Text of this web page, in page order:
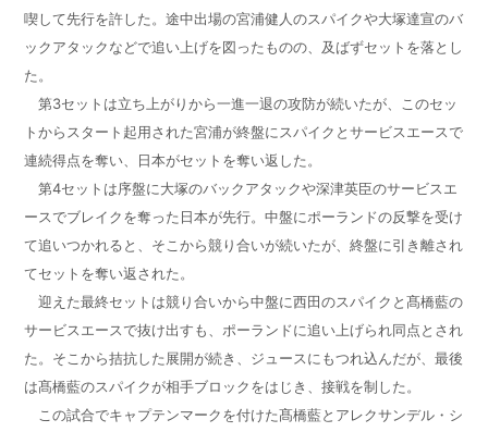
喫して先行を許した。途中出場の宮浦健人のスパイクや大塚達宣のバ
ックアタックなどで追い上げを図ったものの、及ばずセットを落とし
た。
第3セットは立ち上がりから一進一退の攻防が続いたが、このセッ
トからスタート起用された宮浦が終盤にスパイクとサービスエースで
連続得点を奪い、日本がセットを奪い返した。
第4セットは序盤に大塚のバックアタックや深津英臣のサービスエ
ースでブレイクを奪った日本が先行。中盤にポーランドの反撃を受け
て追いつかれると、そこから競り合いが続いたが、終盤に引き離され
てセットを奪い返された。
迎えた最終セットは競り合いから中盤に西田のスパイクと髙橋藍の
サービスエースで抜け出すも、ポーランドに追い上げられ同点とされ
た。そこから拮抗した展開が続き、ジュースにもつれ込んだが、最後
は髙橋藍のスパイクが相手ブロックをはじき、接戦を制した。
この試合でキャプテンマークを付けた髙橋藍とアレクサンデル・シ